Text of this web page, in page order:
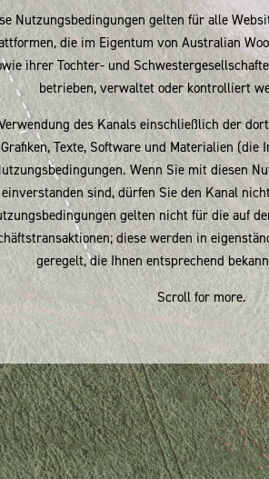
Nutzungsbedingungen gelten für alle
die im Eigentum von Australian
ihrer Tochter- und
betrieben, verwaltet oder kontrolliert
des Kanals einschließlich der
Grafiken, Texte, Software und Materialien (die
Wenn Sie mit diesen
einverstanden sind, dürfen Sie den Kanal
gelten nicht für die auf
diese werden in
geregelt, die Ihnen entsprechend
Scroll for more.